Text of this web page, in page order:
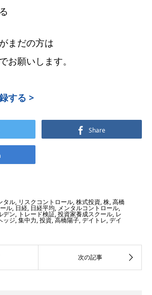
まだの方は
お願いします。
する >
Share
タル, リスクコントロール,株式投資,株,高橋
ル,日経, 日経平均, メンタルコントロール,
デン, トレード検証,投資家養成スクール, レ
ッジ,集中力,投資,高橋陽子,デイトレ,デイ